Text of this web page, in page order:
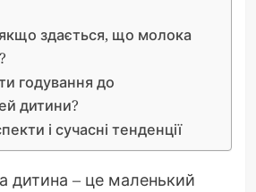
здається, що молока
годування до
дитини?
і сучасні тенденції
дитина – це маленький